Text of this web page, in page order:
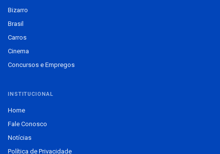
Bizarro
Brasil
Carros
Cinema
Concursos e Empregos
INSTITUCIONAL
Home
Fale Conosco
Notícias
Política de Privacidade